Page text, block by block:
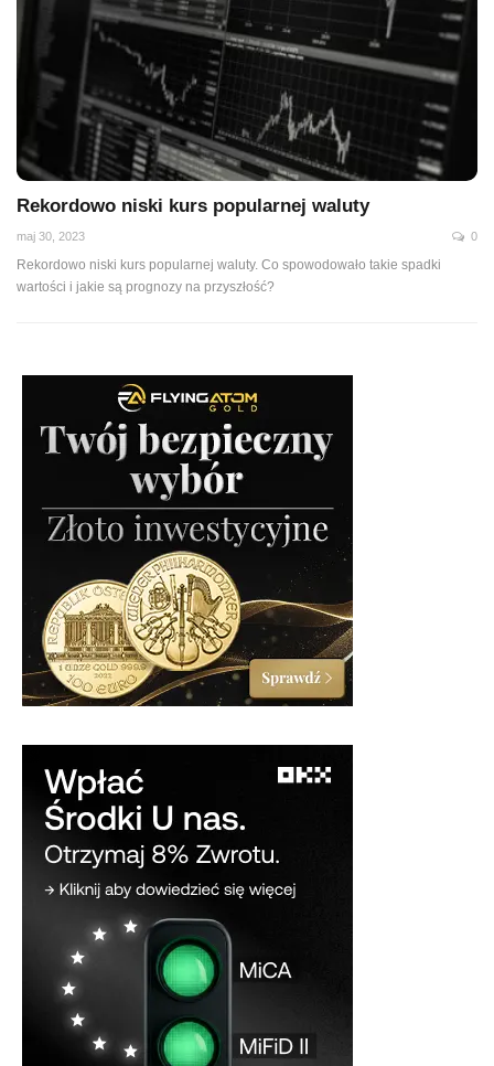
Rekordowo niski kurs popularnej waluty
maj 30, 2023 0
Rekordowo niski kurs popularnej waluty. Co spowodowało takie spadki
wartości i jakie są prognozy na przyszłość?